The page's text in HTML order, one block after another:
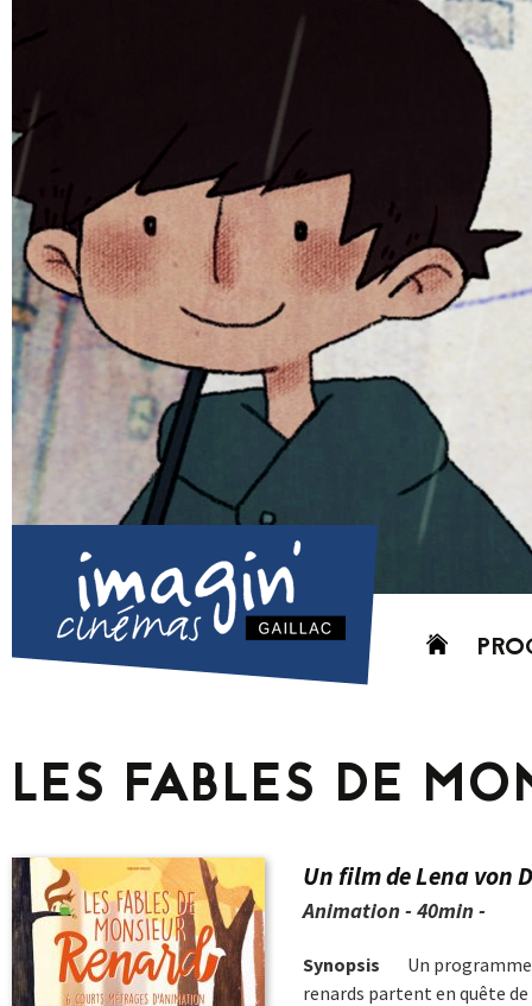
Aller
LES FABLES DE
Un film de Lena von
Animation - 40min -
Synopsis
Un
renards partent en quête